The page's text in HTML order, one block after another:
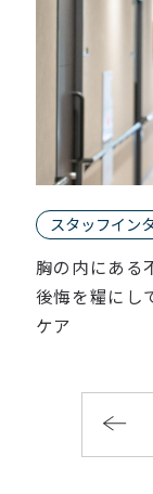
スタッフイン
胸の内にある
後悔を糧にし
ケア